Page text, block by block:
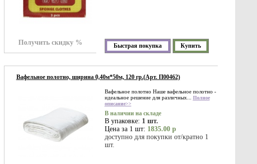
Получить скидку % Быстрая покупка Купить
Вафельное полотно, ширина 0,40м*50м, 120 гр.(Арт. П00462)
Вафельное полотно Наше вафельное полотно -
идеальное решение для различных... Полное
описание>>
В наличии на складе
В упаковке: 1 шт.
Цена за 1 шт: 1835.00 р
доступно для покупки от/кратно 1
шт.